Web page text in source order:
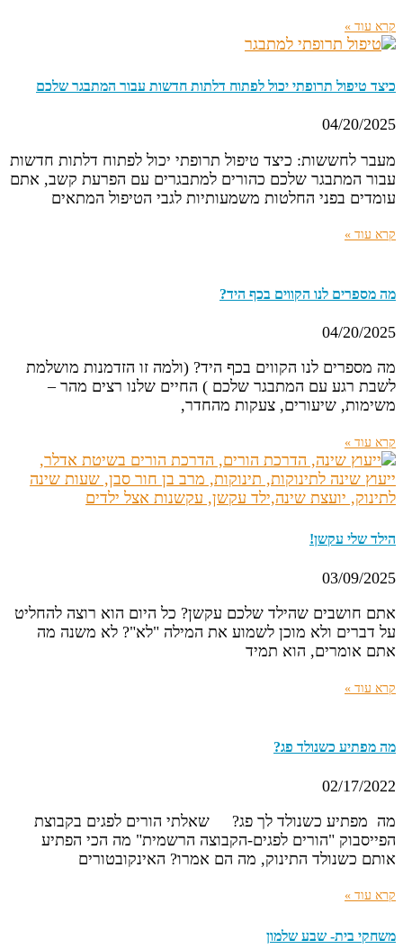
קרא עוד »
כיצד טיפול תרופתי יכול לפתוח דלתות חדשות עבור המתבגר שלכם
04/20/2025
מעבר לחששות: כיצד טיפול תרופתי יכול לפתוח דלתות חדשות
עבור המתבגר שלכם כהורים למתבגרים עם הפרעת קשב, אתם
עומדים בפני החלטות משמעותיות לגבי הטיפול המתאים
קרא עוד »
מה מספרים לנו הקווים בכף היד?
04/20/2025
מה מספרים לנו הקווים בכף היד? (ולמה זו הזדמנות מושלמת
לשבת רגע עם המתבגר שלכם ) החיים שלנו רצים מהר –
משימות, שיעורים, צעקות מהחדר,
קרא עוד »
הילד שלי עקשן!
03/09/2025
אתם חושבים שהילד שלכם עקשן? כל היום הוא רוצה להחליט
על דברים ולא מוכן לשמוע את המילה "לא"? לא משנה מה
אתם אומרים, הוא תמיד
קרא עוד »
מה מפתיע כשנולד פג?
02/17/2022
מה מפתיע כשנולד לך פג? שאלתי הורים לפגים בקבוצת
הפייסבוק "הורים לפגים-הקבוצה הרשמית" מה הכי הפתיע
אותם כשנולד התינוק, מה הם אמרו? האינקובטורים
קרא עוד »
משחקי בית- שבע שלמון